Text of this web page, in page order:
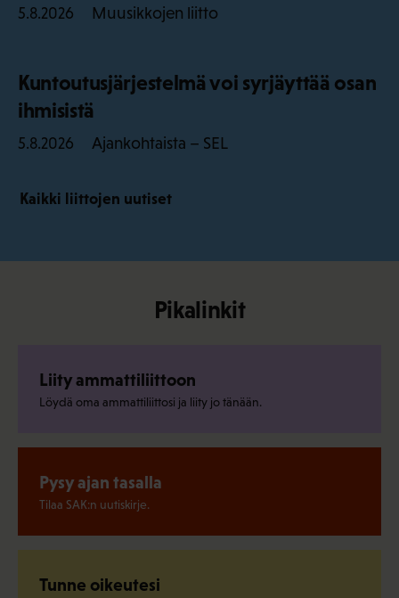
5.8.2026 Muusikkojen liitto
Kuntoutusjärjestelmä voi syrjäyttää osan
ihmisistä
5.8.2026 Ajankohtaista – SEL
Kaikki liittojen uutiset
Pikalinkit
Liity ammattiliittoon
Löydä oma ammattiliittosi ja liity jo tänään.
Pysy ajan tasalla
Tilaa SAK:n uutiskirje.
Tunne oikeutesi